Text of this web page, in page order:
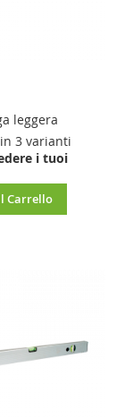
leggera
3 varianti
i tuoi
Carrello